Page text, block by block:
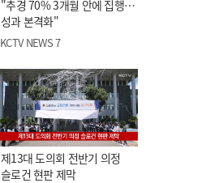
"추경 70% 3개월 안에 집행…
성과 본격화"
KCTV NEWS 7
제13대 도의회 전반기 의정
슬로건 현판 제막